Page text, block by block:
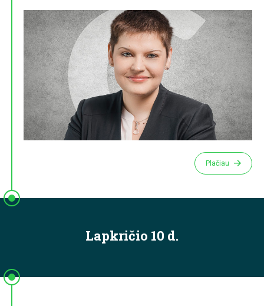
Plačiau
Lapkričio 10 d.